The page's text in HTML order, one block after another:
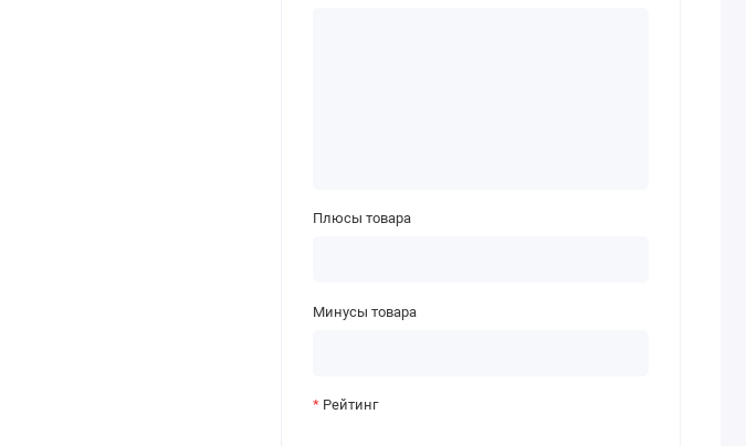
Плюсы товара
Минусы товара
Рейтинг